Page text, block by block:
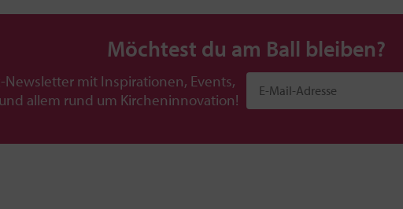
Möchtest du am Ball bleiben?
Newsletter mit Inspirationen, Events,
allem rund um Kircheninnovation!